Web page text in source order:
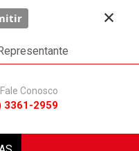
×
Fale Conosco
3361-2959